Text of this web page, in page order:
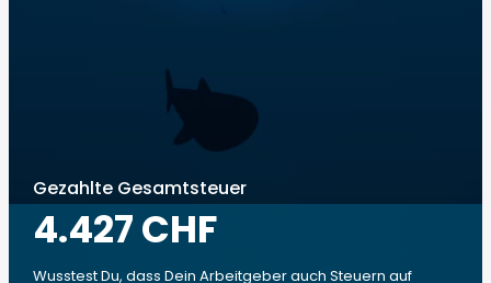
Gezahlte Gesamtsteuer
4.427 CHF
Wusstest Du, dass Dein Arbeitgeber auch Steuern auf